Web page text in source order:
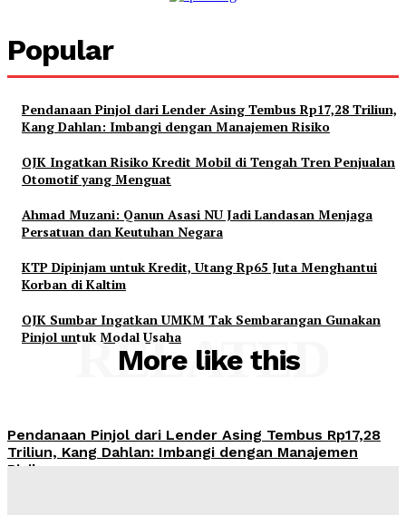
Popular
Pendanaan Pinjol dari Lender Asing Tembus Rp17,28 Triliun,
Kang Dahlan: Imbangi dengan Manajemen Risiko
OJK Ingatkan Risiko Kredit Mobil di Tengah Tren Penjualan
Otomotif yang Menguat
Ahmad Muzani: Qanun Asasi NU Jadi Landasan Menjaga
Persatuan dan Keutuhan Negara
KTP Dipinjam untuk Kredit, Utang Rp65 Juta Menghantui
Korban di Kaltim
OJK Sumbar Ingatkan UMKM Tak Sembarangan Gunakan
Pinjol untuk Modal Usaha
More like this
RELATED
Pendanaan Pinjol dari Lender Asing Tembus Rp17,28
Triliun, Kang Dahlan: Imbangi dengan Manajemen
Risiko